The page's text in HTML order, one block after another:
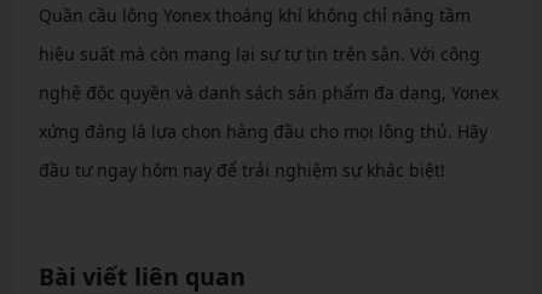
Quần cầu lông Yonex thoáng khí không chỉ nâng tầm
hiệu suất mà còn mang lại sự tự tin trên sân. Với công
nghệ độc quyền và danh sách sản phẩm đa dạng, Yonex
xứng đáng là lựa chọn hàng đầu cho mọi lông thủ. Hãy
đầu tư ngay hôm nay để trải nghiệm sự khác biệt!
Bài viết liên quan